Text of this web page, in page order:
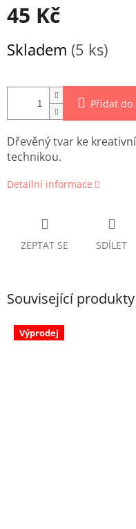
45 Kč
cena:
Skladem (5 ks)
Přidat do
Dřevěný tvar ke
technikou.
Detailní informace
ZEPTAT SE SDÍLET
Související produkty
Výprodej